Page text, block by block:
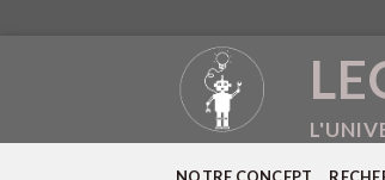
NOTRE CONCEPT